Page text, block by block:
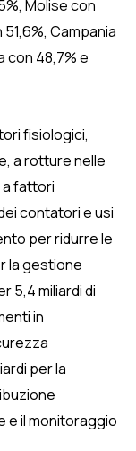
Molise con
Campania
con 48,7% e
fisiologici,
a rotture nelle
fattori
contatori e usi
per ridurre le
la gestione
5,4 miliardi di
in
per la
e il monitoraggio